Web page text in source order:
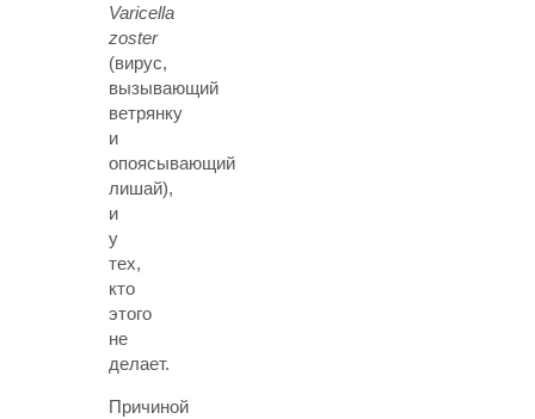
Varicella
zoster
(вирус,
вызывающий
ветрянку
и
опоясывающий
лишай),
и
у
тех,
кто
этого
не
делает.
Причиной